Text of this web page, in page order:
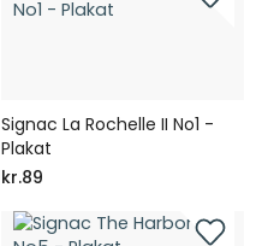
Signac La Rochelle II No1 -
Plakat
kr.89